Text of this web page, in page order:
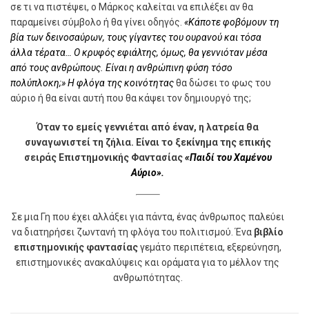
σε τι να πιστέψει, ο Μάρκος καλείται να επιλέξει αν θα
παραμείνει σύμβολο ή θα γίνει οδηγός. «Κάποτε φοβόμουν τη
βία των δεινοσαύρων, τους γίγαντες του ουρανού και τόσα
άλλα τέρατα… Ο κρυφός εφιάλτης, όμως, θα γεννιόταν μέσα
από τους ανθρώπους. Είναι η ανθρώπινη φύση τόσο
πολύπλοκη;» Η φλόγα της κοινότηταςθα δώσει το φως του
αύριο ή θα είναι αυτή που θα κάψει τον δημιουργό της;
Όταν το εμείς γεννιέται από έναν, η λατρεία θα
συναγωνιστεί τη ζήλια. Είναι το ξεκίνημα της επικής
σειράς Επιστημονικής Φαντασίας«Παιδί του Χαμένου
Αύριο».
Σε μια Γη που έχει αλλάξει για πάντα, ένας άνθρωπος παλεύει
να διατηρήσει ζωντανή τη φλόγα του πολιτισμού. Ένα βιβλίο
επιστημονικής φαντασίαςγεμάτο περιπέτεια, εξερεύνηση,
επιστημονικές ανακαλύψεις και οράματα για το μέλλον της
ανθρωπότητας.